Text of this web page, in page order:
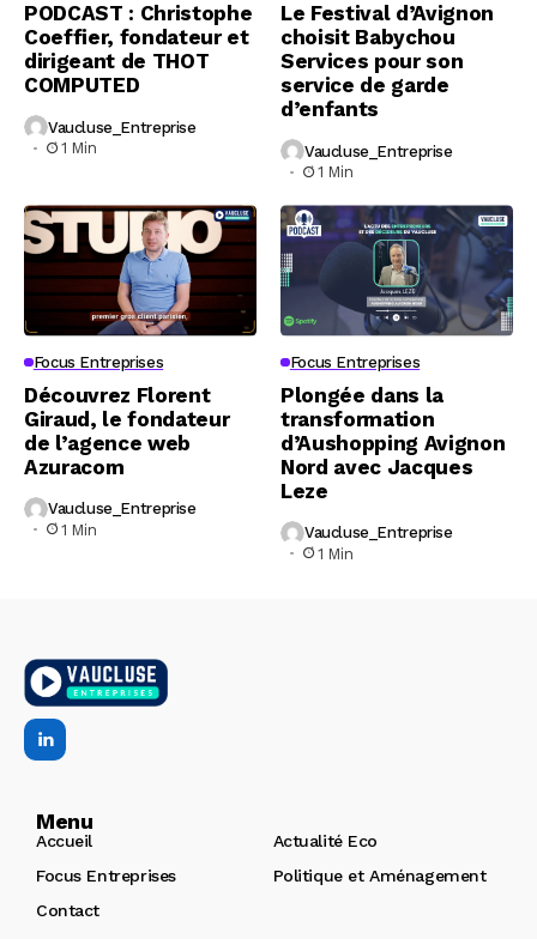
PODCAST : Christophe
Coeffier, fondateur et
dirigeant de THOT
COMPUTED
Vaucluse_Entreprise
1 Min
Le Festival d’Avignon
choisit Babychou
Services pour son
service de garde
d’enfants
Vaucluse_Entreprise
1 Min
Focus Entreprises
Découvrez Florent
Giraud, le fondateur
de l’agence web
Azuracom
Vaucluse_Entreprise
1 Min
Focus Entreprises
Plongée dans la
transformation
d’Aushopping Avignon
Nord avec Jacques
Leze
Vaucluse_Entreprise
1 Min
Menu
Accueil
Actualité Eco
Focus Entreprises
Politique et Aménagement
Contact